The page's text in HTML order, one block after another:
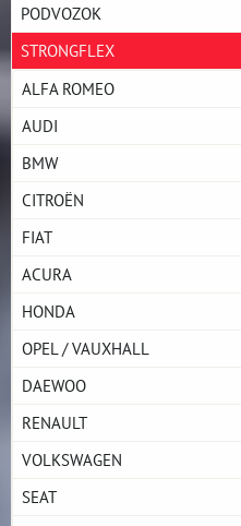
PODVOZOK
STRONGFLEX
ALFA ROMEO
AUDI
BMW
CITROËN
FIAT
ACURA
HONDA
OPEL / VAUXHALL
DAEWOO
RENAULT
VOLKSWAGEN
SEAT